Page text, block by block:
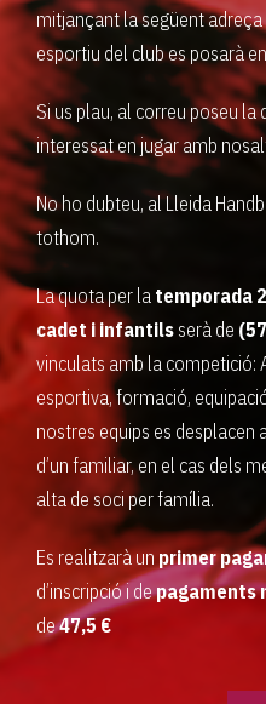
mitjançant la següent
esportiu del club es posarà
Si us plau, al correu poseu
interessat en jugar amb
No ho dubteu, al Lleida
tothom.
La quota per la temporada
cadet i infantilsserà de
vinculats amb la competició:
esportiva, formació,
nostres equips es desplacen
d’un familiar, en el cas dels
alta de soci per família.
Es realitzarà un primer
d’inscripció i depagaments
de47,5 €